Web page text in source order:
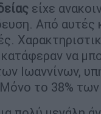
είχε
Από
να
Ιωαννίνων,
το 38%